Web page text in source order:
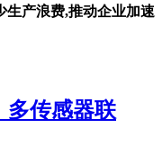
生产浪费,推动企业加速
多传感器联